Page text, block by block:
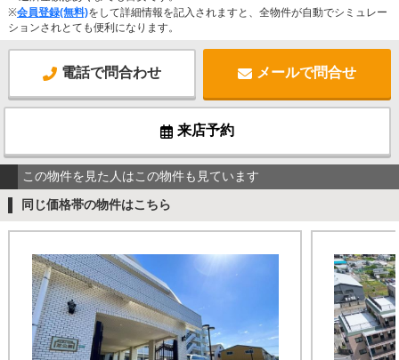
※会員登録(無料)をして詳細情報を記入されますと、全物件が自動でシミュレー
ションされとても便利になります。
電話で問合わせ メールで問合せ
来店予約
この物件を見た人はこの物件も見ています
同じ価格帯の物件はこちら